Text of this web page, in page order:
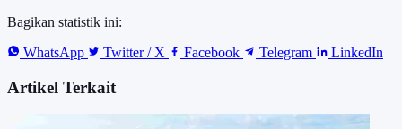
Bagikan statistik ini:
WhatsApp
Twitter / X Facebook Telegram LinkedIn
Artikel Terkait